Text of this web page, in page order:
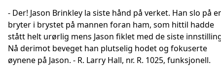
- Der! Jason Brinkley la siste hånd på verket. Han slo på
bryter i brystet på mannen foran ham, som hittil hadde
stått helt urørlig mens Jason fiklet med de siste
Nå derimot beveget han plutselig hodet og fokuserte
øynene på Jason. - R. Larry Hall, nr. R. 1025, funksjonell.